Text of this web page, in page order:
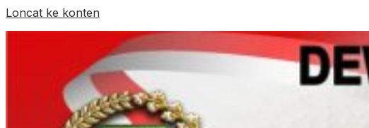
Loncat ke konten